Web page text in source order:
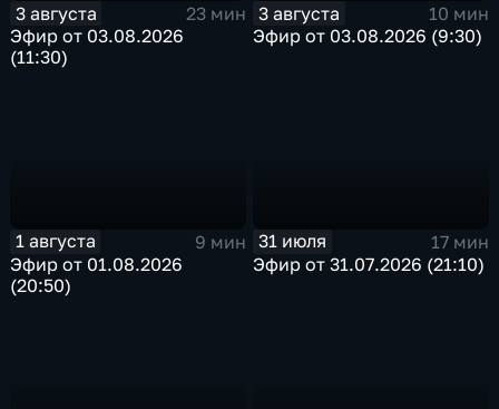
3 августа
23 мин
Эфир от 03.08.2026
(11:30)
3 августа
10 мин
Эфир от 03.08.2026 (9:30)
1 августа
9 мин
Эфир от 01.08.2026
(20:50)
31 июля
17 мин
Эфир от 31.07.2026 (21:10)